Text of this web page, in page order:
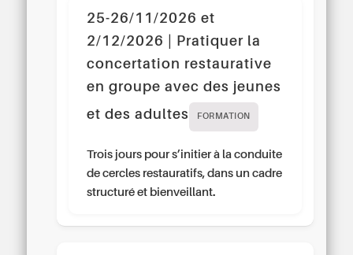
25-26/11/2026 et
2/12/2026 | Pratiquer la
concertation restaurative
en groupe avec des jeunes
et des adultes
FORMATION
Trois jours pour s’initier à la conduite
de cercles restauratifs, dans un cadre
structuré et bienveillant.